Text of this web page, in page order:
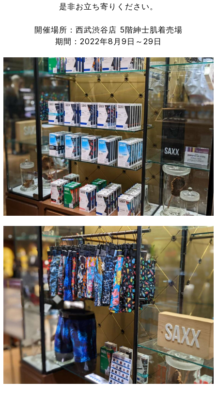
是非お立ち寄りください。
開催場所：西武渋谷店 5階紳士肌着売場
期間：2022年8月9日～29日